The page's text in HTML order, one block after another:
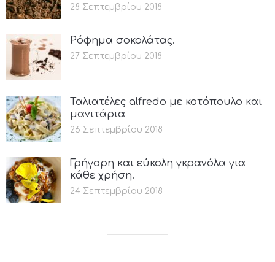
28 Σεπτεμβρίου 2018
Ρόφημα σοκολάτας.
27 Σεπτεμβρίου 2018
Ταλιατέλες alfredo με κοτόπουλο και
μανιτάρια
26 Σεπτεμβρίου 2018
Γρήγορη και εύκολη γκρανόλα για
κάθε χρήση.
24 Σεπτεμβρίου 2018